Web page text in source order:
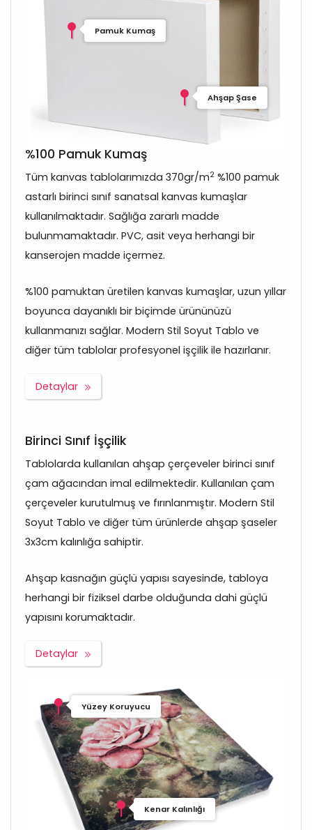
Pamuk Kumaş
Ahşap Şase
%100 Pamuk Kumaş
Tüm kanvas tablolarımızda 370gr/m2 %100 pamuk
astarlı birinci sınıf sanatsal kanvas kumaşlar
kullanılmaktadır. Sağlığa zararlı madde
bulunmamaktadır. PVC, asit veya herhangi bir
kanserojen madde içermez.
%100 pamuktan üretilen kanvas kumaşlar, uzun yıllar
boyunca dayanıklı bir biçimde ürününüzü
kullanmanızı sağlar. Modern Stil Soyut Tablo ve
diğer tüm tablolar profesyonel işçilik ile hazırlanır.
Detaylar
Birinci Sınıf İşçilik
Tablolarda kullanılan ahşap çerçeveler birinci sınıf
çam ağacından imal edilmektedir. Kullanılan çam
çerçeveler kurutulmuş ve fırınlanmıştır. Modern Stil
Soyut Tablo ve diğer tüm ürünlerde ahşap şaseler
3x3cm kalınlığa sahiptir.
Ahşap kasnağın güçlü yapısı sayesinde, tabloya
herhangi bir fiziksel darbe olduğunda dahi güçlü
yapısını korumaktadır.
Detaylar
Yüzey Koruyucu
Kenar Kalınlığı